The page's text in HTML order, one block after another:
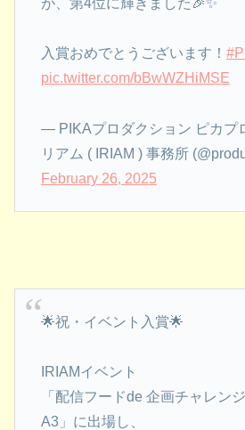
入賞おめでとうございます！
pic.twitter.com/bBwWZHiMSE
— PIKAプロダクション ピカプ
リアム ( IRIAM ) 事務所
February 26, 2025
🌟祝・イベント入賞🌟
IRIAMイベント
「配信フードde 企画チャレン
A3」に出場し、